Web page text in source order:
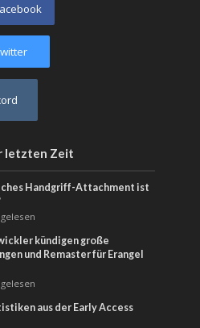
letzten Zeit
Handgriff-Attachment ist
kündigen große
und Remaster für Erangel
aus der Early Access